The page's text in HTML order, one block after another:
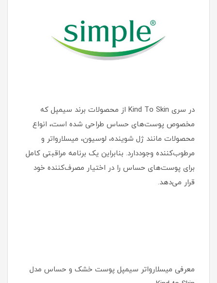
در سری Kind To Skin از محصولات برند سیمپل که
مخصوص پوست‏‌های حساس طراحی شده است، انواع
محصولات مانند ژل شوینده، لوسیون، میسلارواتر و
مرطوب‌‏کننده وجوددارد. بنابراین یک برنامه مراقبتی کامل
برای پوست‏‌های حساس را در اختیار مصرف‏‌کننده خود
قرار می‌‏دهد.
معرفی میسلارواتر سیمپل پوست خشک و حساس مدل